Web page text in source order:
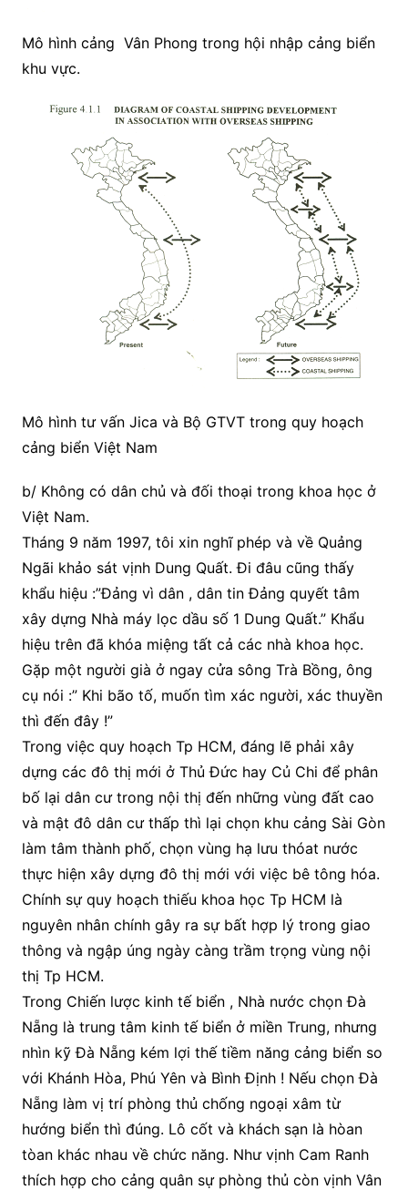
Mô hình cảng Vân Phong trong hội nhập cảng biển
khu vực.
Mô hình tư vấn Jica và Bộ GTVT trong quy hoạch
cảng biển Việt Nam
b/ Không có dân chủ và đối thoại trong khoa học ở
Việt Nam.
Tháng 9 năm 1997, tôi xin nghĩ phép và về Quảng
Ngãi khảo sát vịnh Dung Quất. Đi đâu cũng thấy
khẩu hiệu :”Đảng vì dân , dân tin Đảng quyết tâm
xây dựng Nhà máy lọc dầu số 1 Dung Quất.” Khẩu
hiệu trên đã khóa miệng tất cả các nhà khoa học.
Gặp một người già ở ngay cửa sông Trà Bồng, ông
cụ nói :” Khi bão tố, muốn tìm xác người, xác thuyền
thì đến đây !”
Trong việc quy hoạch Tp HCM, đáng lẽ phải xây
dựng các đô thị mới ở Thủ Đức hay Củ Chi để phân
bố lại dân cư trong nội thị đến những vùng đất cao
và mật đô dân cư thấp thì lại chọn khu cảng Sài Gòn
làm tâm thành phố, chọn vùng hạ lưu thóat nước
thực hiện xây dựng đô thị mới với việc bê tông hóa.
Chính sự quy hoạch thiếu khoa học Tp HCM là
nguyên nhân chính gây ra sự bất hợp lý trong giao
thông và ngập úng ngày càng trầm trọng vùng nội
thị Tp HCM.
Trong Chiến lược kinh tế biển , Nhà nước chọn Đà
Nẵng là trung tâm kinh tế biển ở miền Trung, nhưng
nhìn kỹ Đà Nẵng kém lợi thế tiềm năng cảng biển so
với Khánh Hòa, Phú Yên và Bình Định ! Nếu chọn Đà
Nẵng làm vị trí phòng thủ chống ngoại xâm từ
hướng biển thì đúng. Lô cốt và khách sạn là hòan
tòan khác nhau về chức năng. Như vịnh Cam Ranh
thích hợp cho cảng quân sự phòng thủ còn vịnh Vân